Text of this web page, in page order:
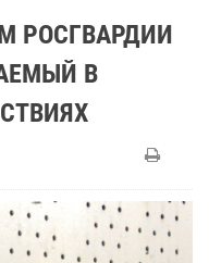
РОСГВАРДИИ
В